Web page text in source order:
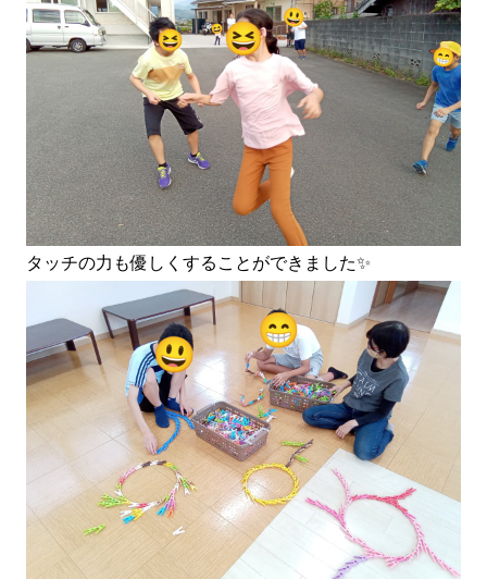
タッチの力も優しくすることができました✨